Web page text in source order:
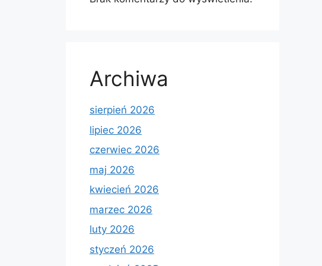
Archiwa
sierpień 2026
lipiec 2026
czerwiec 2026
maj 2026
kwiecień 2026
marzec 2026
luty 2026
styczeń 2026